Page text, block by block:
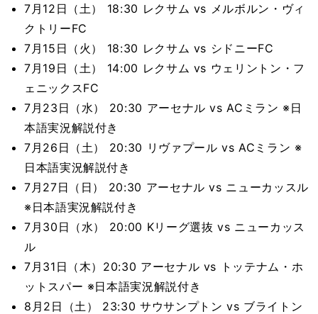
7月12日（土） 18:30 レクサム vs メルボルン・ヴィ
クトリーFC
7月15日（火） 18:30 レクサム vs シドニーFC
7月19日（土） 14:00 レクサム vs ウェリントン・フ
ェニックスFC
7月23日（水） 20:30 アーセナル vs ACミラン ※日
本語実況解説付き
7月26日（土） 20:30 リヴァプール vs ACミラン ※
日本語実況解説付き
7月27日（日） 20:30 アーセナル vs ニューカッスル
※日本語実況解説付き
7月30日（水） 20:00 Kリーグ選抜 vs ニューカッス
ル
7月31日（木）20:30 アーセナル vs トッテナム・ホ
ットスパー ※日本語実況解説付き
8月2日（土） 23:30 サウサンプトン vs ブライトン